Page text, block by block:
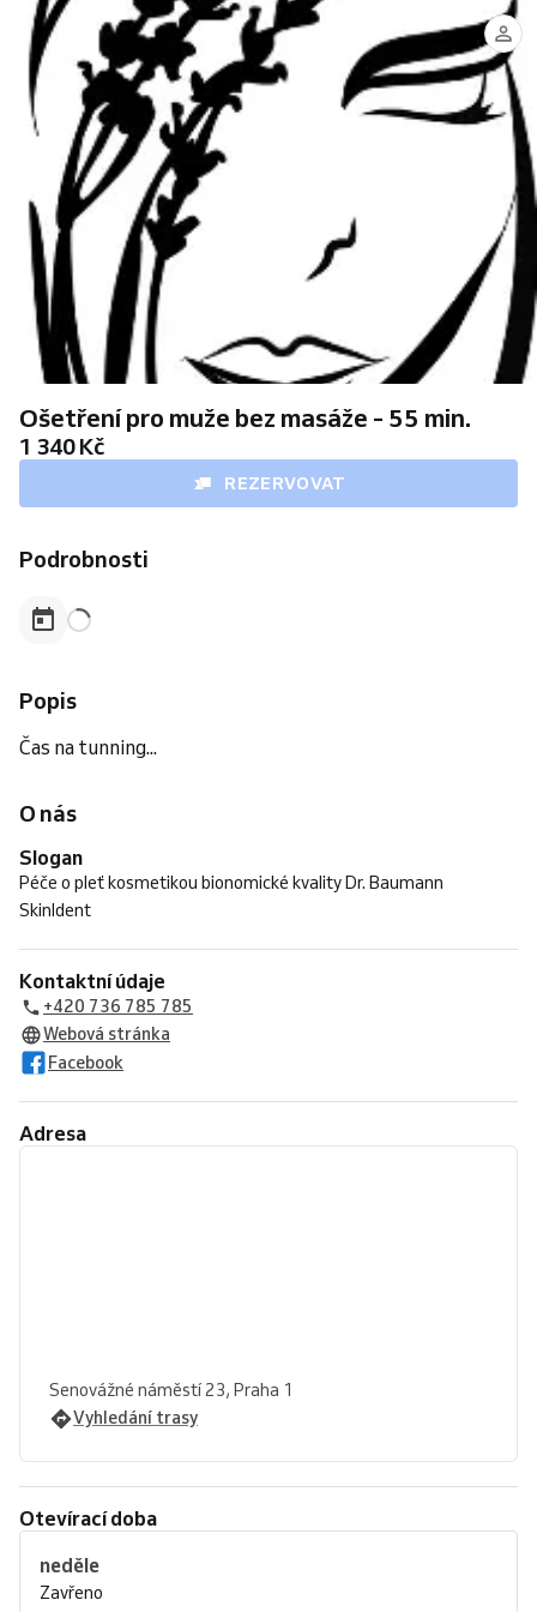
Ošetření pro muže bez masáže - 55 min.
1 340 Kč
REZERVOVAT
Podrobnosti
Popis
Čas na tunning...
O nás
Slogan
Péče o pleť kosmetikou bionomické kvality Dr. Baumann
SkinIdent
Kontaktní údaje
+420 736 785 785
Webová stránka
Facebook
Adresa
Senovážné náměstí 23, Praha 1
Vyhledání trasy
Otevírací doba
neděle
Zavřeno